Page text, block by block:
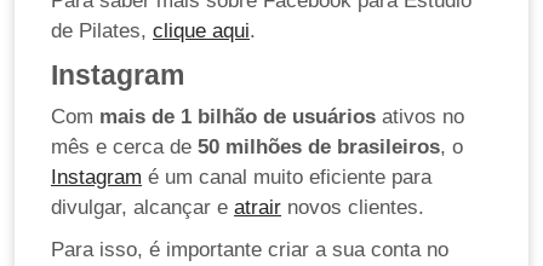
de Pilates, clique aqui.
Instagram
Com mais de 1 bilhão de usuários ativos no
mês e cerca de 50 milhões de brasileiros, o
Instagram é um canal muito eficiente para
divulgar, alcançar e atrair novos clientes.
Para isso, é importante criar a sua conta no